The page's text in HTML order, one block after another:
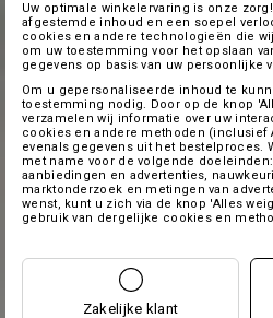
Uw optimale winkelervaring is onze
afgestemde inhoud en een soepel
cookies en andere technologieën die
om uw toestemming voor het opslaan
gegevens op basis van uw persoonlijke
Om u gepersonaliseerde inhoud te
toestemming nodig. Door op de knop
verzamelen wij informatie over uw
cookies en andere methoden (inclusief
evenals gegevens uit het bestelproces.
met name voor de volgende
aanbiedingen en advertenties,
marktonderzoek en metingen van
wenst, kunt u zich via de knop 'Alles
gebruik van dergelijke cookies en
Zakelijke klant